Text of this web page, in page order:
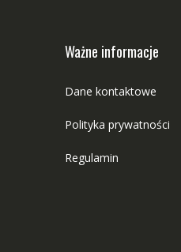
Ważne informacje
Dane kontaktowe
Polityka prywatności
Regulamin